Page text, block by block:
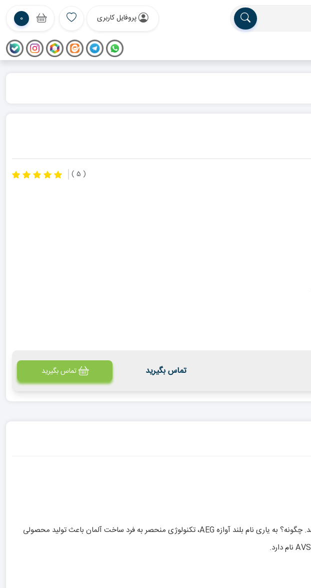
پروفایل کاربری 0
( 5 )
تماس بگیرید تماس بگیرید
مینی فرز نارنجی رنگ شما را مبهوت خواهد کرد، این کار را با تکیه بر چندین ویژگی منحصر به فردی که دارد انجام می دهد. چگونه؟ به یاری نام بلند آوازه AEG، تکنولوژی منحصر به فرد ساخت آلمان باعث تولید محصولی